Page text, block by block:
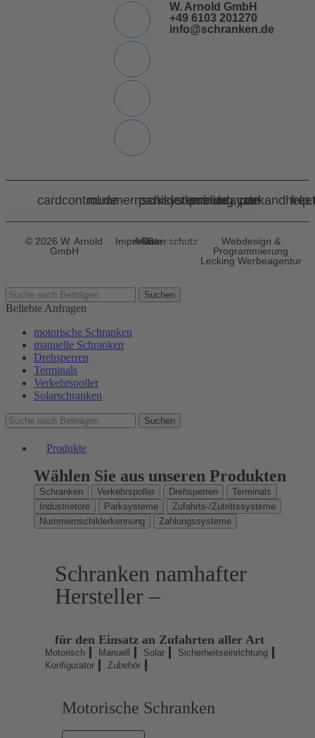
W. Arnold GmbH
+49 6103 201270
info@schranken.de
cardcontrol.denummernschilderkennung.com
parksysteme.de
publicday.de
© 2026 W. Arnold
GmbH
Impressum
AGBs
Datenschutz
Datenschutz-
Einstellungen
Webdesign &
Programmierung
Lecking Werbeagentur
Suchen
Beliebte Anfragen
motorische Schranken
manuelle Schranken
Drehsperren
Terminals
Verkehrspoller
Solarschranken
Suchen
Produkte
Wählen Sie aus unseren Produkten
Schranken Verkehrspoller Drehsperren
Terminals
Industrietore
Parksysteme
Zufahrts-/Zutrittssysteme
Nummernschilderkennung
Zahlungssysteme
Schranken namhafter
Hersteller –
für den Einsatz an Zufahrten aller Art
Motorisch Manuell Solar
Sicherheitseinrichtung
Konfigurator
Zubehör
Motorische Schranken